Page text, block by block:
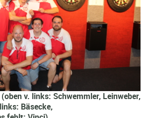
v. links: Schwemmler, Leinweber,
Bäsecke,